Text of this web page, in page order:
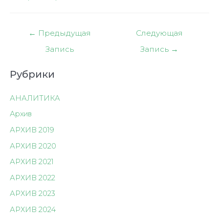
Навигация
← Предыдущая
Запись
Следующая
Запись →
Рубрики
АНАЛИТИКА
Архив
АРХИВ 2019
АРХИВ 2020
АРХИВ 2021
АРХИВ 2022
АРХИВ 2023
АРХИВ 2024